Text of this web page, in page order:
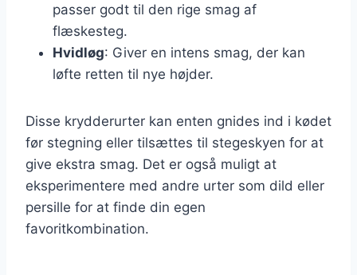
passer godt til den rige smag af
flæskesteg.
Hvidløg: Giver en intens smag, der kan
løfte retten til nye højder.
Disse krydderurter kan enten gnides ind i kødet
før stegning eller tilsættes til stegeskyen for at
give ekstra smag. Det er også muligt at
eksperimentere med andre urter som dild eller
persille for at finde din egen
favoritkombination.